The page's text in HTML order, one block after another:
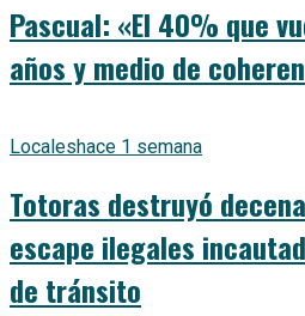
Pascual: «El 40% que
años y medio de
Localeshace 1 semana
Totoras destruyó
escape ilegales
de tránsito